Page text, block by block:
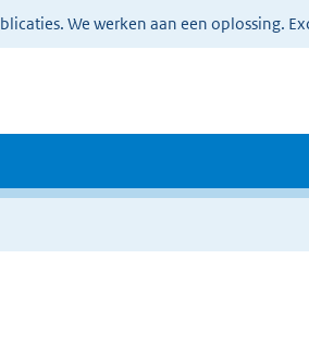
We werken aan een oplossing.